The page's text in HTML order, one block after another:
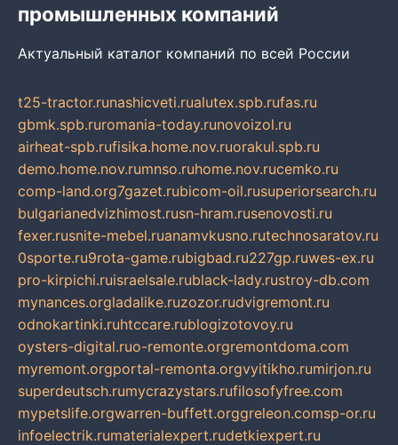
промышленных компаний
Актуальный каталог компаний по всей России
t25-tractor.runashicveti.rualutex.spb.rufas.ru
gbmk.spb.ruromania-today.runovoizol.ru
airheat-spb.rufisika.home.nov.ruorakul.spb.ru
demo.home.nov.rumnso.ruhome.nov.rucemko.ru
comp-land.org7gazet.rubicom-oil.rusuperiorsearch.ru
bulgarianedvizhimost.rusn-hram.rusenovosti.ru
fexer.rusnite-mebel.ruanamvkusno.rutechnosaratov.ru
0sporte.ru9rota-game.rubigbad.ru227gp.ruwes-ex.ru
pro-kirpichi.ruisraelsale.rublack-lady.rustroy-db.com
mynances.orgladalike.ruzozor.rudvigremont.ru
odnokartinki.ruhtccare.rublogizotovoy.ru
oysters-digital.ruo-remonte.orgremontdoma.com
myremont.orgportal-remonta.orgvyitikho.rumirjon.ru
superdeutsch.rumycrazystars.rufilosofyfree.com
mypetslife.orgwarren-buffett.orggreleon.comsp-or.ru
infoelectrik.rumaterialexpert.rudetkiexpert.ru